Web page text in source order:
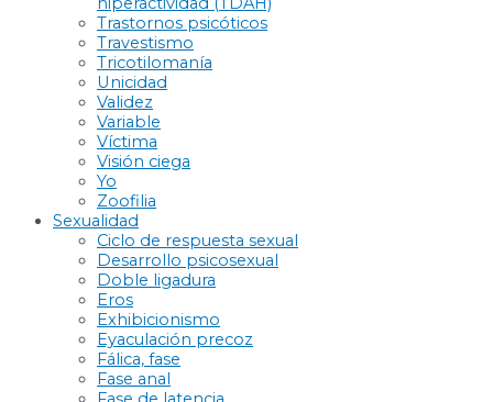
Trastornos psicóticos
Travestismo
Tricotilomanía
Unicidad
Validez
Variable
Víctima
Visión ciega
Yo
Zoofilia
Sexualidad
Ciclo de respuesta sexual
Desarrollo psicosexual
Doble ligadura
Eros
Exhibicionismo
Eyaculación precoz
Fálica, fase
Fase anal